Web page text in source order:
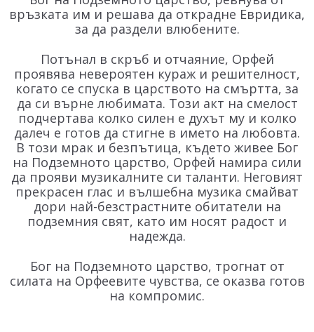
връзката им и решава да открадне Евридика,
за да раздели влюбените.
Потънал в скръб и отчаяние, Орфей
проявява невероятен кураж и решителност,
когато се спуска в царството на смъртта, за
да си върне любимата. Този акт на смелост
подчертава колко силен е духът му и колко
далеч е готов да стигне в името на любовта.
В този мрак и безпътица, където живее Бог
на Подземното царство, Орфей намира сили
да прояви музикалните си таланти. Неговият
прекрасен глас и вълшебна музика смайват
дори най-безстрастните обитатели на
подземния свят, като им носят радост и
надежда.
Бог на Подземното царство, трогнат от
силата на Орфеевите чувства, се оказва готов
на компромис.